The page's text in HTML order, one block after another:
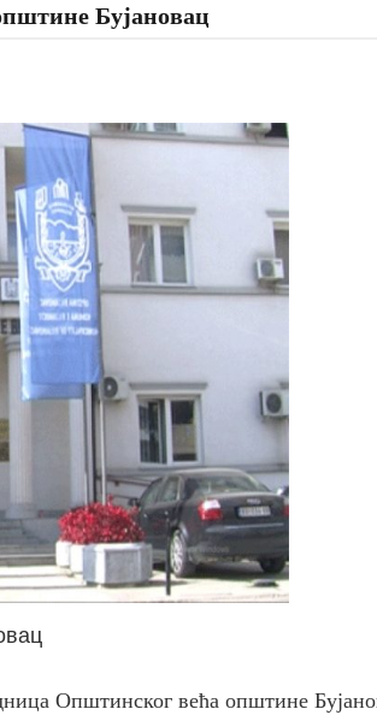
Бујановац
Општинског већа општине